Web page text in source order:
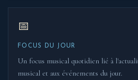
📅
FOCUS DU JOUR
Un focus musical quotidien lié à
musical et aux événements du jour.